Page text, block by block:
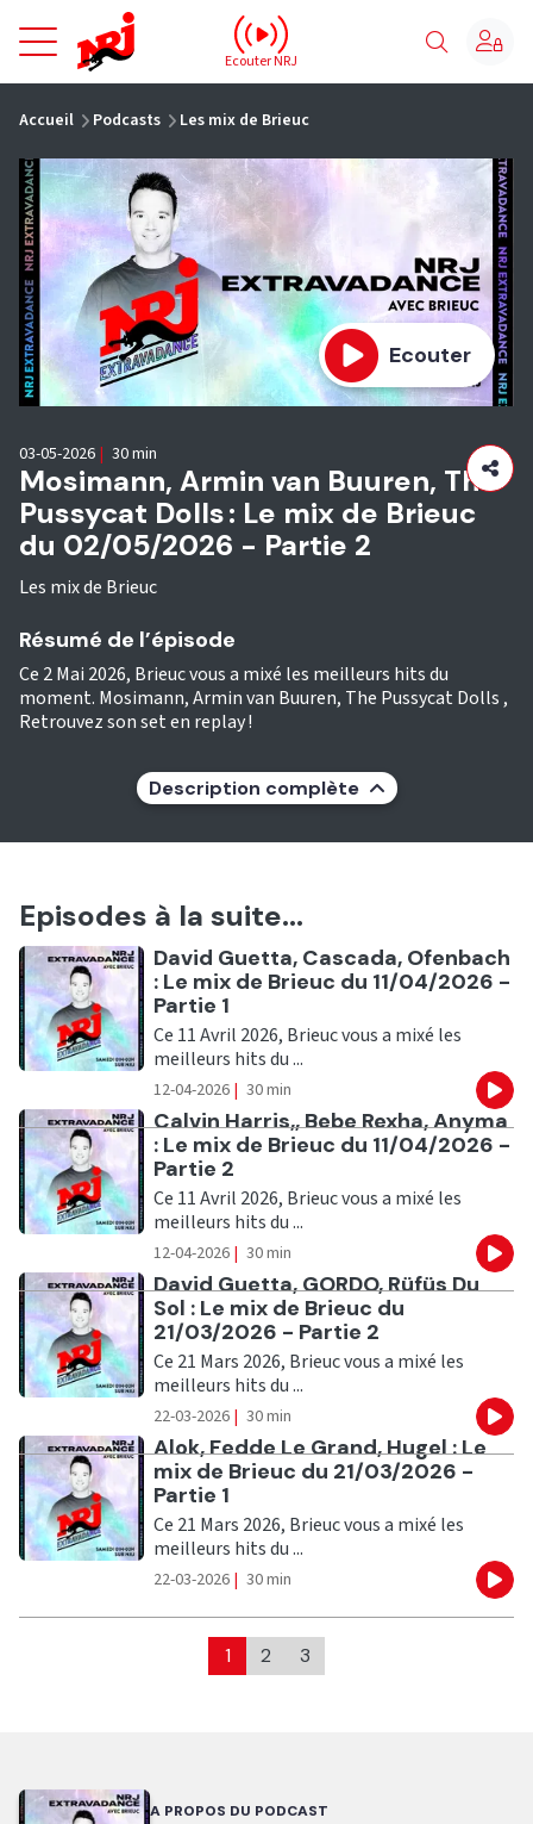
NRJ - Accueil
Ecouter NRJ
Accueil Podcasts Les mix de Brieuc
Ecouter
Mosimann, Armin van Buuren, The
Pussycat Dolls : Le mix de Brieuc
du 02/05/2026 - Partie 2
Les mix de Brieuc
03-05-2026 | 30 min
Résumé de l’épisode
Ce 2 Mai 2026, Brieuc vous a mixé les meilleurs hits du
moment. Mosimann, Armin van Buuren, The Pussycat Dolls ,
Retrouvez son set en replay !
Description complète
Episodes à la suite...
Ecouter
David Guetta, Cascada, Ofenbach
: Le mix de Brieuc du 11/04/2026 -
Partie 1
Ce 11 Avril 2026, Brieuc vous a mixé les
meilleurs hits du ...
12-04-2026 | 30 min
Ecouter
Calvin Harris,, Bebe Rexha, Anyma
: Le mix de Brieuc du 11/04/2026 -
Partie 2
Ce 11 Avril 2026, Brieuc vous a mixé les
meilleurs hits du ...
12-04-2026 | 30 min
Ecouter
David Guetta, GORDO, Rüfüs Du
Sol : Le mix de Brieuc du
21/03/2026 - Partie 2
Ce 21 Mars 2026, Brieuc vous a mixé les
meilleurs hits du ...
22-03-2026 | 30 min
Ecouter
Alok, Fedde Le Grand, Hugel : Le
mix de Brieuc du 21/03/2026 -
Partie 1
Ce 21 Mars 2026, Brieuc vous a mixé les
meilleurs hits du ...
22-03-2026 | 30 min
1 2 3
A PROPOS DU PODCAST